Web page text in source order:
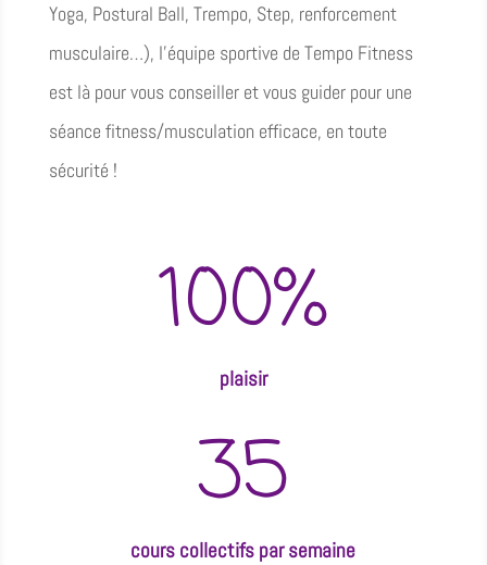
Yoga, Postural Ball, Trempo, Step, renforcement
musculaire…), l’équipe sportive de Tempo Fitness
est là pour vous conseiller et vous guider pour une
séance fitness/musculation efficace, en toute
sécurité !
100%
plaisir
35
cours collectifs par semaine